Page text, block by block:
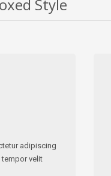
Style
adipiscing
velit